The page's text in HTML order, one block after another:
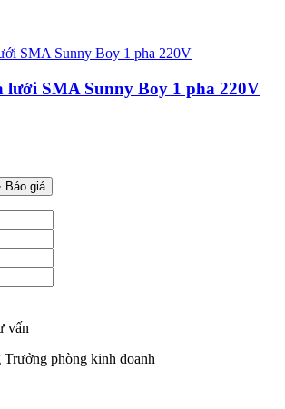
lưới SMA Sunny Boy 1 pha 220V
Báo giá
vấn
Trưởng phòng kinh doanh